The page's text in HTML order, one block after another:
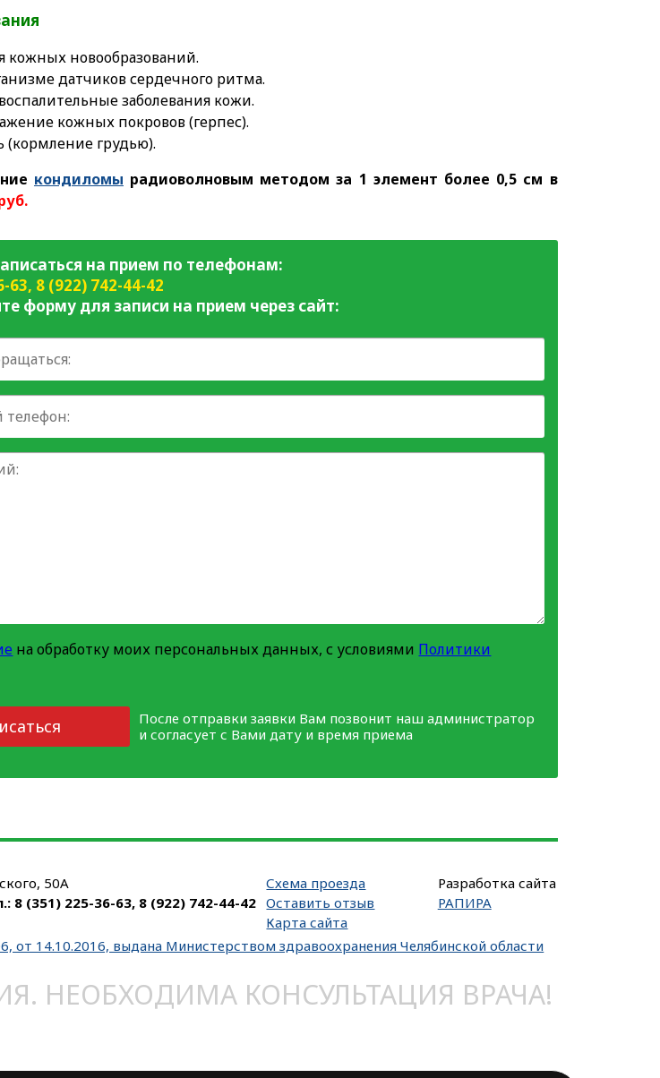
кожных новообразований.
датчиков сердечного ритма.
заболевания кожи.
кожных покровов (герпес).
(кормление грудью).
кондиломы радиоволновым методом за 1 элемент более 0,5 см в
на прием по телефонам:
63, 8 (922) 742-44-42
форму для записи на прием через сайт:
на обработку моих персональных данных, с условиями Политики
После отправки заявки Вам позвонит наш администратор
и согласует с Вами дату и время приема
50А
8 (351) 225-36-63, 8 (922) 742-44-42
Схема проезда
Оставить отзыв
Карта сайта
от 14.10.2016, выдана Министерством здравоохранения Челябинской области
НЕОБХОДИМА КОНСУЛЬТАЦИЯ ВРАЧА!
Разработка сайта
РАПИРА